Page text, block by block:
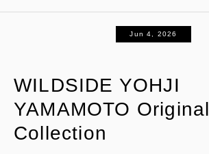
Jun 4, 2026
WILDSIDE YOHJI
YAMAMOTO Original
Collection